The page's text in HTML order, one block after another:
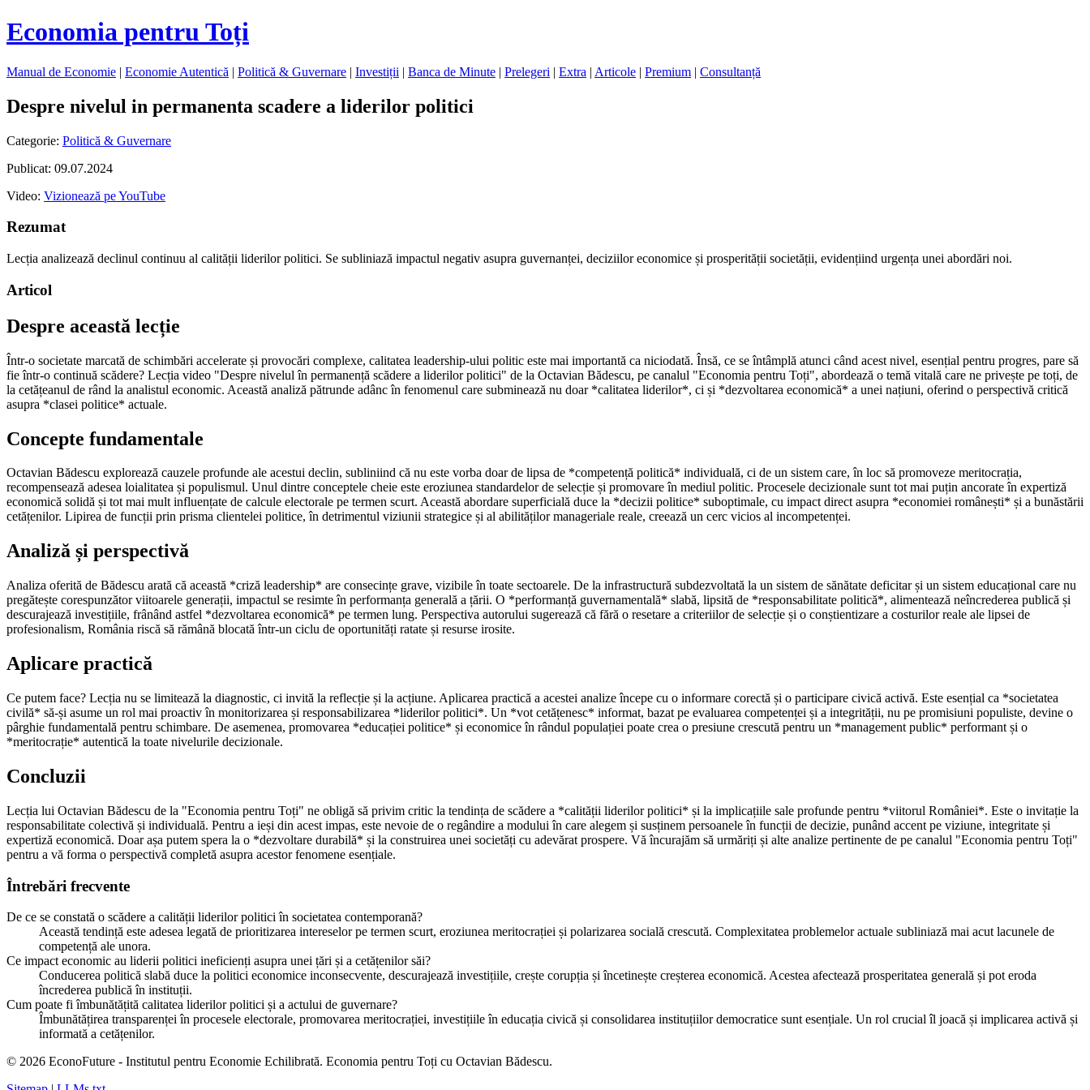
Economia pentru Toți
Manual de Economie | Economie Autentică | Politică & Guvernare | Investiții | Banca de Minute | Prelegeri | Extra | Articole | Premium | Consultanță
Despre nivelul in permanenta scadere a liderilor politici
Categorie: Politică & Guvernare
Publicat: 09.07.2024
Video: Vizionează pe YouTube
Rezumat
Lecția analizează declinul continuu al calității liderilor politici. Se subliniază impactul negativ asupra guvernanței, deciziilor economice și prosperității societății, evidențiind urgența unei abordări noi.
Articol
Despre această lecție
Într-o societate marcată de schimbări accelerate și provocări complexe, calitatea leadership-ului politic este mai importantă ca niciodată. Însă, ce se întâmplă atunci când acest nivel, esențial pentru progres, pare să
fie într-o continuă scădere? Lecția video "Despre nivelul în permanență scădere a liderilor politici" de la Octavian Bădescu, pe canalul "Economia pentru Toți", abordează o temă vitală care ne privește pe toți, de
la cetățeanul de rând la analistul economic. Această analiză pătrunde adânc în fenomenul care subminează nu doar *calitatea liderilor*, ci și *dezvoltarea economică* a unei națiuni, oferind o perspectivă critică
asupra *clasei politice* actuale.
Concepte fundamentale
Octavian Bădescu explorează cauzele profunde ale acestui declin, subliniind că nu este vorba doar de lipsa de *competență politică* individuală, ci de un sistem care, în loc să promoveze meritocrația,
recompensează adesea loialitatea și populismul. Unul dintre conceptele cheie este eroziunea standardelor de selecție și promovare în mediul politic. Procesele decizionale sunt tot mai puțin ancorate în expertiză
economică solidă și tot mai mult influențate de calcule electorale pe termen scurt. Această abordare superficială duce la *decizii politice* suboptimale, cu impact direct asupra *economiei românești* și a bunăstării
cetățenilor. Lipirea de funcții prin prisma clientelei politice, în detrimentul viziunii strategice și al abilităților manageriale reale, creează un cerc vicios al incompetenței.
Analiză și perspectivă
Analiza oferită de Bădescu arată că această *criză leadership* are consecințe grave, vizibile în toate sectoarele. De la infrastructură subdezvoltată la un sistem de sănătate deficitar și un sistem educațional care nu
pregătește corespunzător viitoarele generații, impactul se resimte în performanța generală a țării. O *performanță guvernamentală* slabă, lipsită de *responsabilitate politică*, alimentează neîncrederea publică și
descurajează investițiile, frânând astfel *dezvoltarea economică* pe termen lung. Perspectiva autorului sugerează că fără o resetare a criteriilor de selecție și o conștientizare a costurilor reale ale lipsei de
profesionalism, România riscă să rămână blocată într-un ciclu de oportunități ratate și resurse irosite.
Aplicare practică
Ce putem face? Lecția nu se limitează la diagnostic, ci invită la reflecție și la acțiune. Aplicarea practică a acestei analize începe cu o informare corectă și o participare civică activă. Este esențial ca *societatea
civilă* să-și asume un rol mai proactiv în monitorizarea și responsabilizarea *liderilor politici*. Un *vot cetățenesc* informat, bazat pe evaluarea competenței și a integrității, nu pe promisiuni populiste, devine o
pârghie fundamentală pentru schimbare. De asemenea, promovarea *educației politice* și economice în rândul populației poate crea o presiune crescută pentru un *management public* performant și o
*meritocrație* autentică la toate nivelurile decizionale.
Concluzii
Lecția lui Octavian Bădescu de la "Economia pentru Toți" ne obligă să privim critic la tendința de scădere a *calității liderilor politici* și la implicațiile sale profunde pentru *viitorul României*. Este o invitație la
responsabilitate colectivă și individuală. Pentru a ieși din acest impas, este nevoie de o regândire a modului în care alegem și susținem persoanele în funcții de decizie, punând accent pe viziune, integritate și
expertiză economică. Doar așa putem spera la o *dezvoltare durabilă* și la construirea unei societăți cu adevărat prospere. Vă încurajăm să urmăriți și alte analize pertinente de pe canalul "Economia pentru Toți"
pentru a vă forma o perspectivă completă asupra acestor fenomene esențiale.
Întrebări frecvente
De ce se constată o scădere a calității liderilor politici în societatea contemporană?
Această tendință este adesea legată de prioritizarea intereselor pe termen scurt, eroziunea meritocrației și polarizarea socială crescută. Complexitatea problemelor actuale subliniază mai acut lacunele de
competență ale unora.
Ce impact economic au liderii politici ineficienți asupra unei țări și a cetățenilor săi?
Conducerea politică slabă duce la politici economice inconsecvente, descurajează investițiile, crește corupția și încetinește creșterea economică. Acestea afectează prosperitatea generală și pot eroda
încrederea publică în instituții.
Cum poate fi îmbunătățită calitatea liderilor politici și a actului de guvernare?
Îmbunătățirea transparenței în procesele electorale, promovarea meritocrației, investițiile în educația civică și consolidarea instituțiilor democratice sunt esențiale. Un rol crucial îl joacă și implicarea activă și
informată a cetățenilor.
© 2026 EconoFuture - Institutul pentru Economie Echilibrată. Economia pentru Toți cu Octavian Bădescu.